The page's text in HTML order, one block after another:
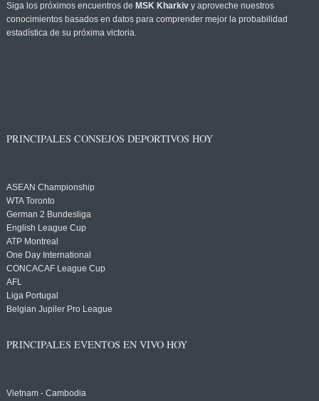
Siga los próximos encuentros de MSK Kharkivy aproveche nuestros
conocimientos basados en datos para comprender mejor la probabilidad
estadística de su próxima victoria.
PRINCIPALES CONSEJOS DEPORTIVOS HOY
ASEAN Championship
WTA Toronto
German 2 Bundesliga
English League Cup
ATP Montreal
One Day International
CONCACAF League Cup
AFL
Liga Portugal
Belgian Jupiler Pro League
PRINCIPALES EVENTOS EN VIVO HOY
Vietnam - Cambodia